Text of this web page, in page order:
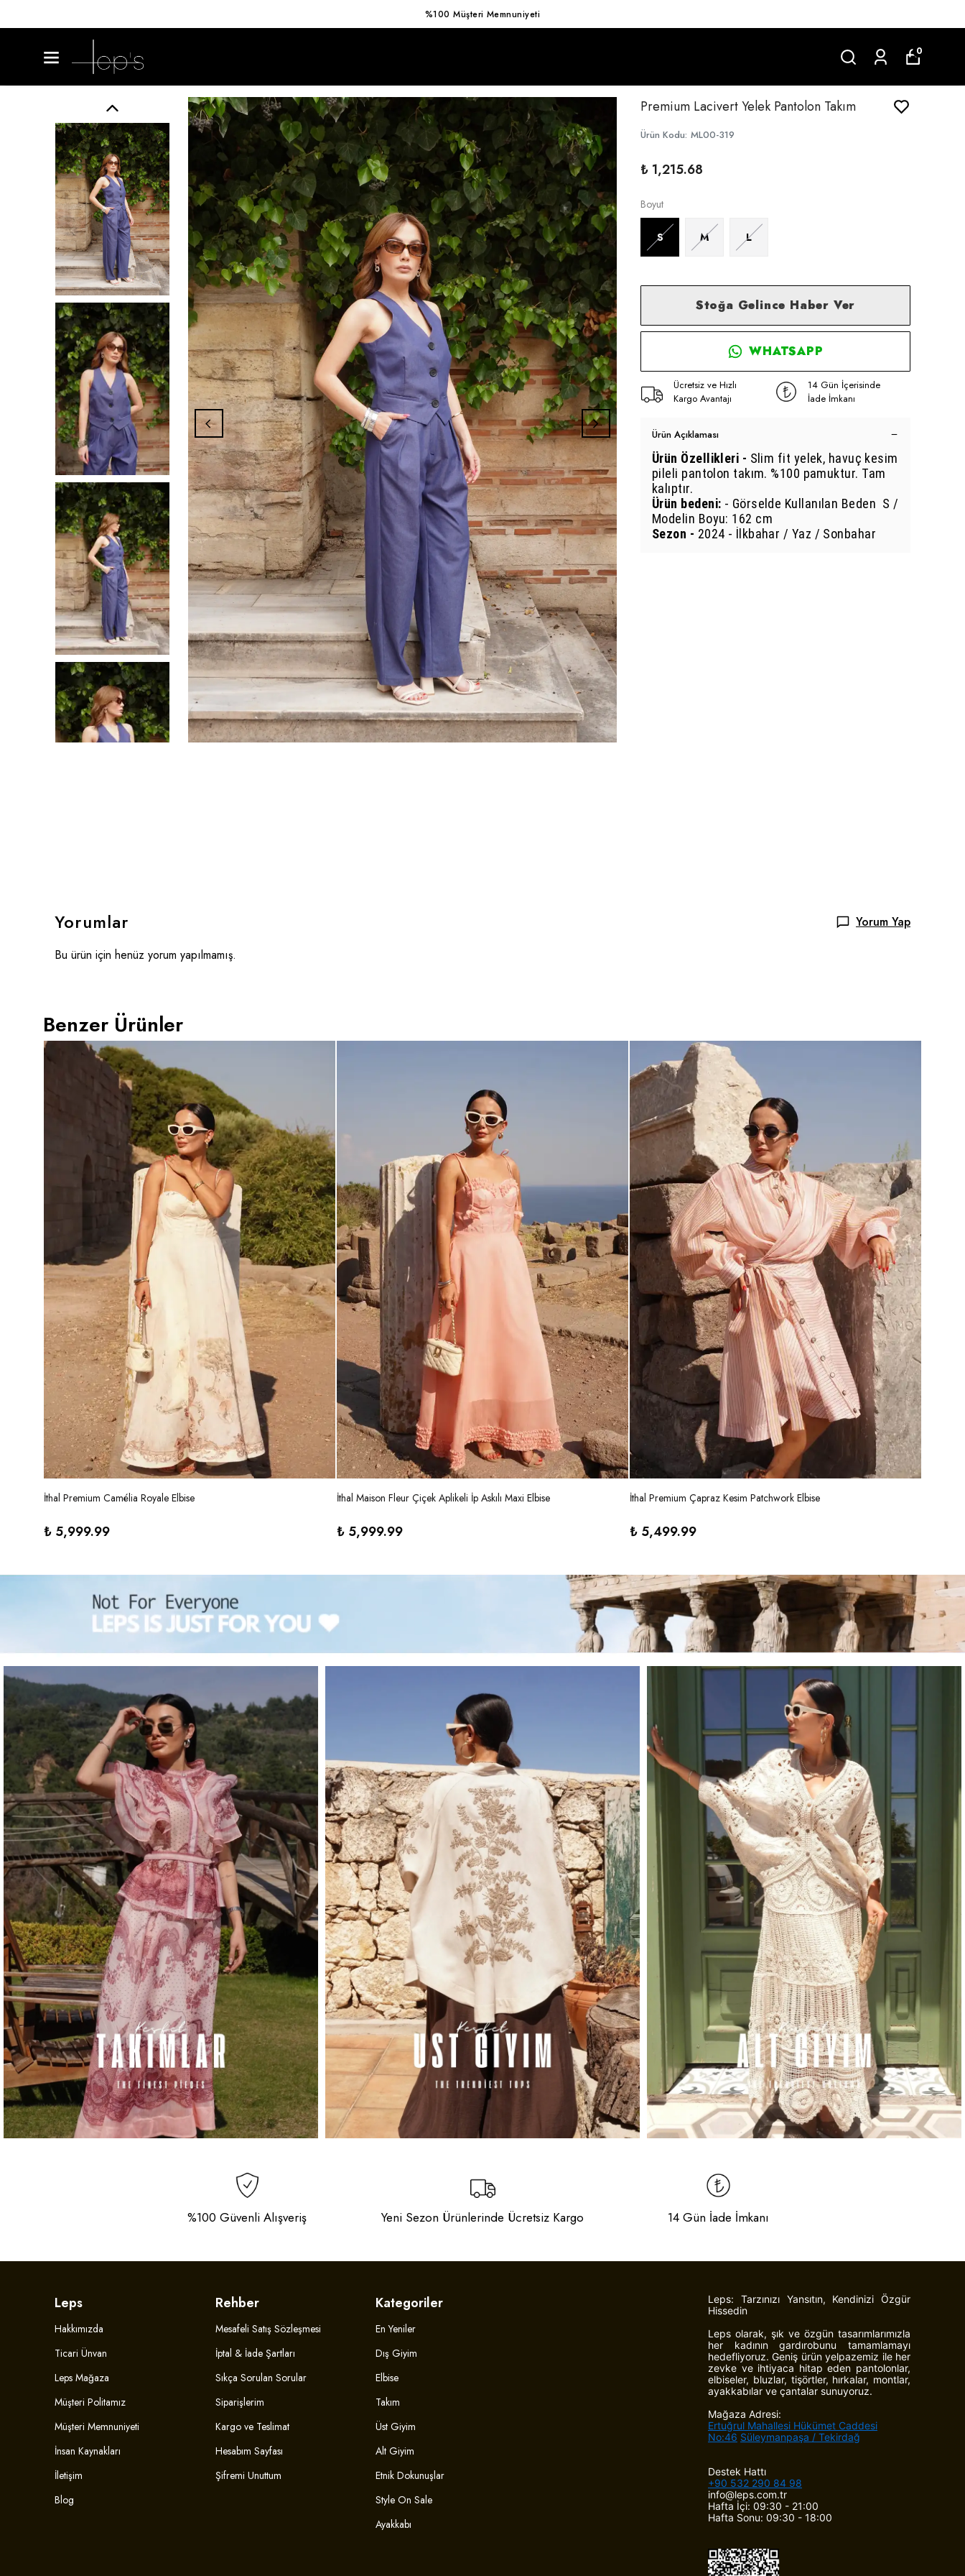
Hızlı Kargo Avantajı
0
Premium Lacivert Yelek Pantolon Takım
Ürün Kodu: ML00-319
₺ 1,215.68
Boyut
S M L
Stoğa Gelince Haber Ver
WHATSAPP
Ücretsiz ve Hızlı
Kargo Avantajı
14 Gün İçerisinde
İade İmkanı
Ürün Açıklaması
Ürün Özellikleri - Slim fit yelek, havuç kesim
pileli pantolon takım. %100 pamuktur. Tam
kalıptır.
Ürün bedeni: - Görselde Kullanılan Beden S /
Modelin Boyu: 162 cm
Sezon - 2024 - İlkbahar / Yaz / Sonbahar
Yorumlar
Yorum Yap
Bu ürün için henüz yorum yapılmamış.
Benzer Ürünler
İthal Premium Camélia Royale Elbise
₺ 5,999.99
İthal Maison Fleur Çiçek Aplikeli İp Askılı Maxi Elbise
₺ 5,999.99
İthal Premium Çapraz Kesim Patchwork Elbise
₺ 5,499.99
%100 Güvenli Alışveriş Yeni Sezon Ürünlerinde Ücretsiz Kargo 14 Gün İade İmkanı
Leps
Hakkımızda
Ticari Ünvan
Leps Mağaza
Müşteri Politamız
Müşteri Memnuniyeti
İnsan Kaynakları
İletişim
Blog
Rehber
Mesafeli Satış Sözleşmesi
İptal & İade Şartları
Sıkça Sorulan Sorular
Siparişlerim
Kargo ve Teslimat
Hesabım Sayfası
Şifremi Unuttum
Kategoriler
En Yeniler
Dış Giyim
Elbise
Takım
Üst Giyim
Alt Giyim
Etnik Dokunuşlar
Style On Sale
Ayakkabı
Leps: Tarzınızı Yansıtın, Kendinizi Özgür
Hissedin
Leps olarak, şık ve özgün tasarımlarımızla
her kadının gardırobunu tamamlamayı
hedefliyoruz. Geniş ürün yelpazemiz ile her
zevke ve ihtiyaca hitap eden pantolonlar,
elbiseler, bluzlar, tişörtler, hırkalar, montlar,
ayakkabılar ve çantalar sunuyoruz.
Mağaza Adresi:
Ertuğrul Mahallesi Hükümet Caddesi
No:46 Süleymanpaşa / Tekirdağ
Destek Hattı
+90 532 290 84 98
info@leps.com.tr
Hafta İçi: 09:30 - 21:00
Hafta Sonu: 09:30 - 18:00